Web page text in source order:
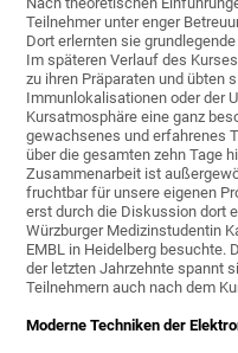
Teilnehmer unter enger
Dort erlernten sie
Im späteren Verlauf des
zu ihren Präparaten und übten
Immunlokalisationen oder der
Kursatmosphäre eine ganz
gewachsenes und erfahrenes
über die gesamten zehn Tage
Zusammenarbeit ist
fruchtbar für unsere eigenen
erst durch die Diskussion dort
Würzburger Medizinstudentin
EMBL in Heidelberg besuchte.
der letzten Jahrzehnte spannt
Teilnehmern auch nach dem
Moderne Techniken der